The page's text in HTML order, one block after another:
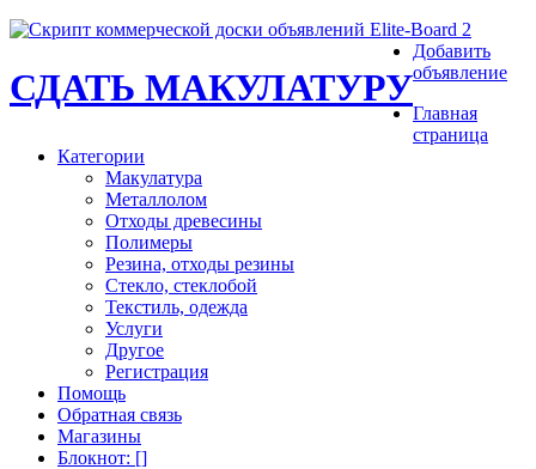
СДАТЬ МАКУЛАТУРУ
Добавить
объявление
Главная
страница
Категории
Макулатура
Металлолом
Отходы древесины
Полимеры
Резина, отходы резины
Стекло, стеклобой
Текстиль, одежда
Услуги
Другое
Регистрация
Помощь
Обратная связь
Магазины
Блокнот: []